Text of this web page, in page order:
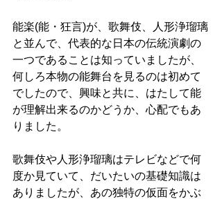
能楽(能・狂言)が、歌舞伎、人形浄瑠璃
と並んで、代表的な日本の伝統演劇の
一つであることは知っていましたが、
何しろ本物の能舞台を見るのは初めて
でしたので、興味と共に、はたして能
が理解出来るのかどうか、心配でもあ
りました。
歌舞伎や人形浄瑠璃はテレビなどで何
度か見ていて、だいたいの基礎知識は
ありましたが、あの独特の仮面をかぶ